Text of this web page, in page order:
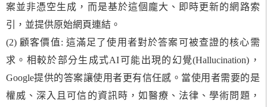
案並非憑空生成，而是基於這個龐大、即時更新的網路索
引，並提供原始網頁連結。
(2) 顧客價值: 這滿足了使用者對於答案可被查證的核心需
求。相較於部分生成式AI可能出現的幻覺(Hallucination)，
Google提供的答案讓使用者更有信任感。當使用者需要的是
權威、深入且可信的資訊時，如醫療、法律、學術問題，